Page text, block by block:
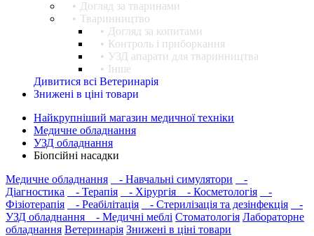
Догляд за тваринами
Тваринництво
Догляд за копитами
Контроль і приборкання
УЗД апарати для тваринництва
Інше
Дивитися всі Ветеринарія
Знижені в ціні товари
Найкрупніший магазин медичної техніки
Медичне обладнання
УЗД обладнання
Біопсійні насадки
Медичне обладнання
- Навчальні симулятори
-
Діагностика
- Терапія - Хірургія - Косметологія
-
Фізіотерапія
- Реабілітація - Стерилізація та дезінфекція
-
УЗД обладнання
- Медичні меблі Стоматологія Лабораторне
обладнання Ветеринарія Знижені в ціні товари